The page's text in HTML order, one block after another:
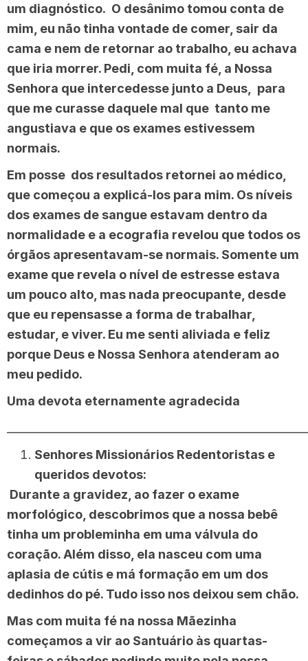
um diagnóstico. O desânimo tomou conta de
mim, eu não tinha vontade de comer, sair da
cama e nem de retornar ao trabalho, eu achava
que iria morrer. Pedi, com muita fé, a Nossa
Senhora que intercedesse junto a Deus, para
que me curasse daquele mal que tanto me
angustiava e que os exames estivessem
normais.
Em posse dos resultados retornei ao médico,
que começou a explicá-los para mim. Os níveis
dos exames de sangue estavam dentro da
normalidade e a ecografia revelou que todos os
órgãos apresentavam-se normais. Somente um
exame que revela o nível de estresse estava
um pouco alto, mas nada preocupante, desde
que eu repensasse a forma de trabalhar,
estudar, e viver. Eu me senti aliviada e feliz
porque Deus e Nossa Senhora atenderam ao
meu pedido.
Uma devota eternamente agradecida
Senhores Missionários Redentoristas e
queridos devotos:
Durante a gravidez, ao fazer o exame
morfológico, descobrimos que a nossa bebê
tinha um probleminha em uma válvula do
coração. Além disso, ela nasceu com uma
aplasia de cútis e má formação em um dos
dedinhos do pé. Tudo isso nos deixou sem chão.
Mas com muita fé na nossa Mãezinha
começamos a vir ao Santuário às quartas-